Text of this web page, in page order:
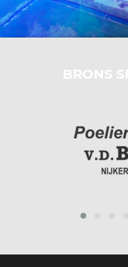
BRONS